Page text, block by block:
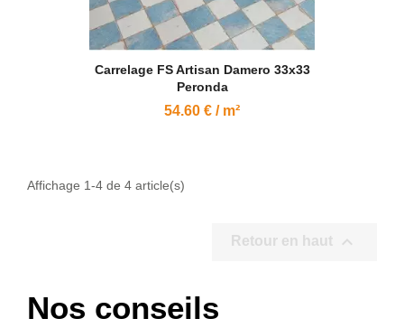
Carrelage FS Artisan Damero 33x33
Peronda
54.60 € / m²
Affichage 1-4 de 4 article(s)
Retour en haut 
Nos conseils